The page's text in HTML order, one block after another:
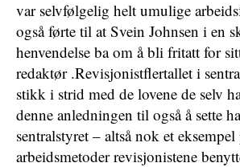
var selvfølgelig helt umulige
også førte til at Svein Johnsen i en
henvendelse ba om å bli fritatt for
redaktør .Revisjonistflertallet i
stikk i strid med de lovene de selv
denne anledningen til også å sette
sentralstyret – altså nok et
arbeidsmetoder revisjonistene